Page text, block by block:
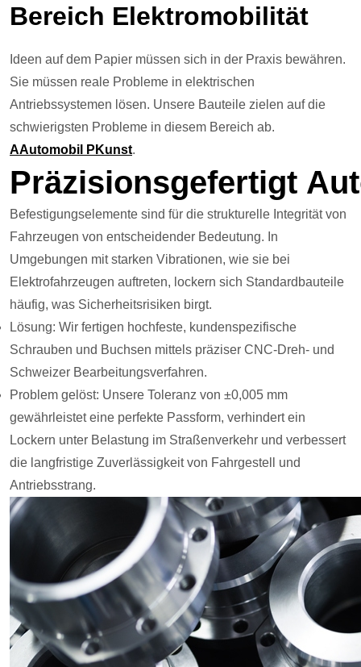
Bereich Elektromobilität
Ideen auf dem Papier müssen sich in der Praxis bewähren.
Sie müssen reale Probleme in elektrischen
Antriebssystemen lösen. Unsere Bauteile zielen auf die
schwierigsten Probleme in diesem Bereich ab.
AAutomobil P Kunst.
Präzisionsgefertigt
Befestigungselemente sind für die strukturelle Integrität von
Fahrzeugen von entscheidender Bedeutung. In
Umgebungen mit starken Vibrationen, wie sie bei
Elektrofahrzeugen auftreten, lockern sich Standardbauteile
häufig, was Sicherheitsrisiken birgt.
Lösung: Wir fertigen hochfeste, kundenspezifische
Schrauben und Buchsen mittels präziser CNC-Dreh- und
Schweizer Bearbeitungsverfahren.
Problem gelöst: Unsere Toleranz von ±0,005 mm
gewährleistet eine perfekte Passform, verhindert ein
Lockern unter Belastung im Straßenverkehr und verbessert
die langfristige Zuverlässigkeit von Fahrgestell und
Antriebsstrang.